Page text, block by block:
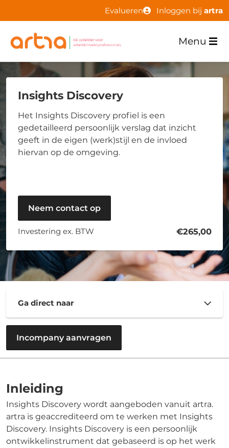
Evalueren Inloggen bij artra
Menu
Insights Discovery
Het Insights Discovery profiel is een
gedetailleerd persoonlijk verslag dat inzicht
geeft in de eigen (werk)stijl en de invloed
hiervan op de omgeving.
Neem contact op
Investering ex. BTW €265,00
Ga direct naar
Incompany aanvragen
Inleiding
Insights Discovery wordt aangeboden vanuit artra.
artra is geaccrediteerd om te werken met Insights
Discovery. Insights Discovery is een persoonlijk
ontwikkelinstrument dat gebaseerd is op het werk